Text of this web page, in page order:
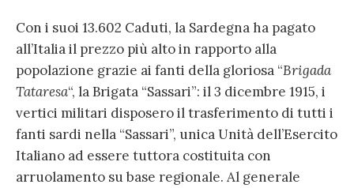
Con i suoi 13.602 Caduti, la Sardegna ha pagato
all’Italia il prezzo più alto in rapporto alla
popolazione grazie ai fanti della gloriosa “Brigada
Tataresa“, la Brigata “Sassari”: il 3 dicembre 1915, i
vertici militari disposero il trasferimento di tutti i
fanti sardi nella “Sassari”, unica Unità dell’Esercito
Italiano ad essere tuttora costituita con
arruolamento su base regionale. Al generale